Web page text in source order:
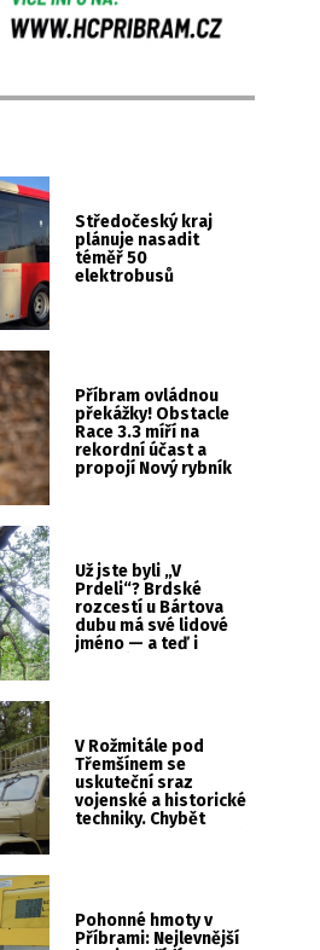
Středočeský kraj
plánuje nasadit
téměř 50
elektrobusů
Příbram ovládnou
překážky! Obstacle
Race 3.3 míří na
rekordní účast a
propojí Nový rybník
Už jste byli „V
Prdeli“? Brdské
rozcestí u Bártova
dubu má své lidové
jméno — a teď i
V Rožmitále pod
Třemšínem se
uskuteční sraz
vojenské a historické
techniky. Chybět
Pohonné hmoty v
Příbrami: Nejlevnější